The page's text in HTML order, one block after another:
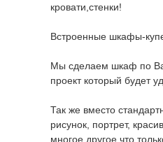
кровати,стенки!
Встроенные шкафы-
Мы сделаем шкаф по
проект который будет
Так же вместо
рисунок, портрет,
многое другое что